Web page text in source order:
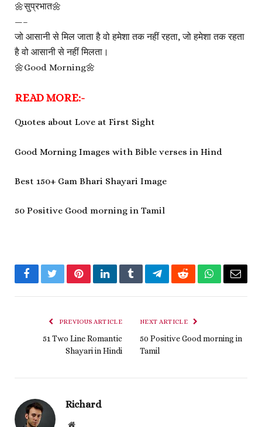
🌼सुप्रभात🌼
—–
जो आसानी से मिल जाता है वो हमेशा तक नहीं रहता, जो हमेशा तक रहता
है वो आसानी से नहीं मिलता।
🌼Good Morning🌼
READ MORE:-
Quotes about Love at First Sight
Good Morning Images with Bible verses in Hind
Best 150+ Gam Bhari Shayari Image
50 Positive Good morning in Tamil
FacebookTwitterPinterestLinkedInTumblrTelegramRedditWhatsApp
Email
PREVIOUS ARTICLE
51 Two Line Romantic
Shayari in Hindi
NEXT ARTICLE
50 Positive Good morning in
Tamil
Richard
Website